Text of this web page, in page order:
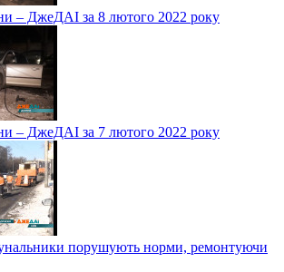
– ДжеДАІ за 8 лютого 2022 року
– ДжеДАІ за 7 лютого 2022 року
порушують норми, ремонтуючи